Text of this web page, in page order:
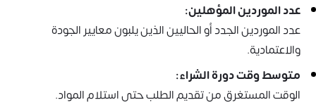
عدد الموردين المؤهلين:
عدد الموردين الجدد أو الحاليين الذين يلبون معايير الجودة
والاعتمادية.
متوسط وقت دورة الشراء:
الوقت المستغرق من تقديم الطلب حتى استلام المواد.